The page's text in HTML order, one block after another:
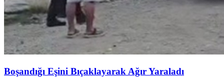
Boşandığı Eşini Bıçaklayarak Ağır Yaraladı